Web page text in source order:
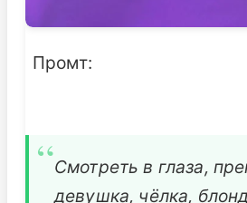
Промт:
Смотреть в глаза,
девушка, чёлка,